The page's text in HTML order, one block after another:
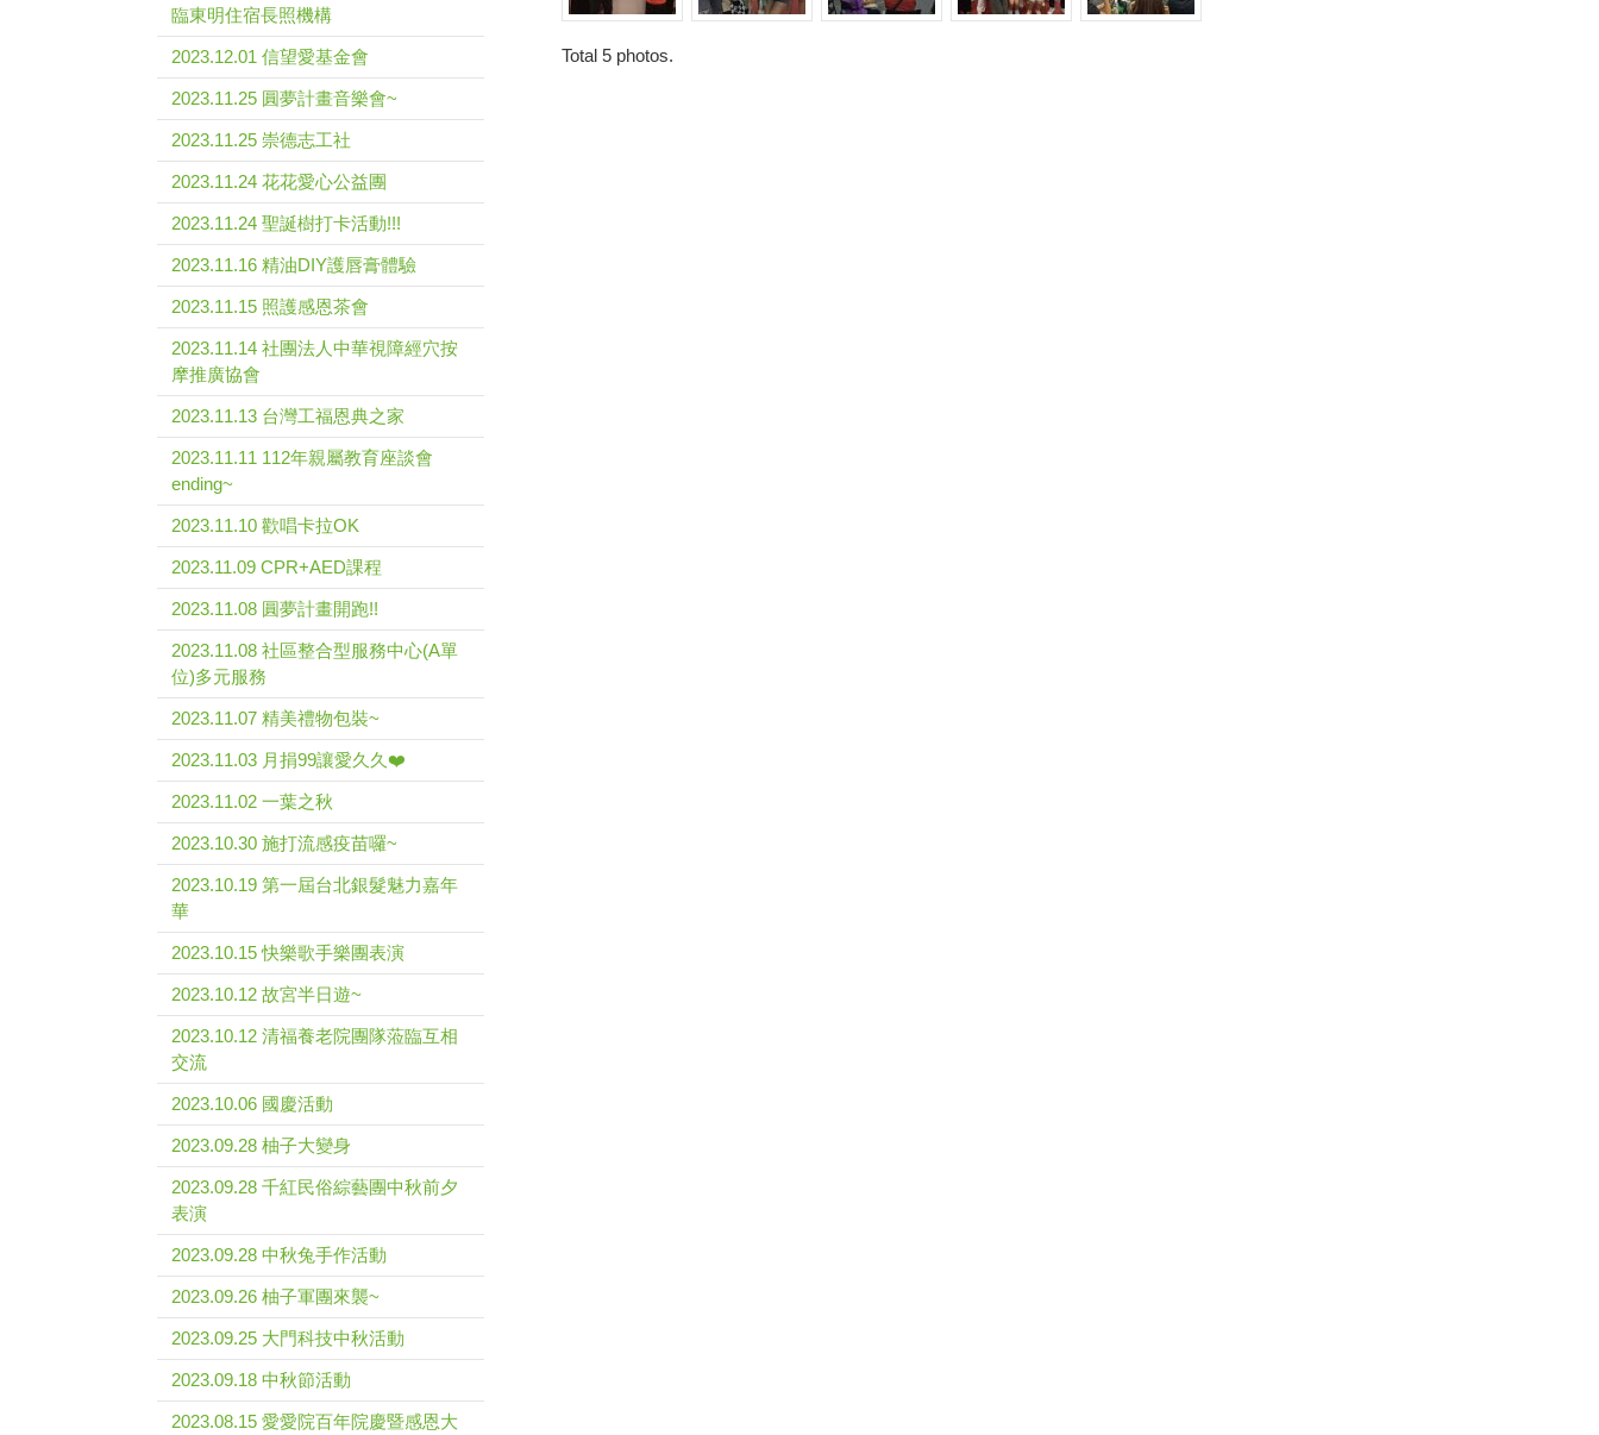
Total 5 photos.
臨東明住宿長照機構
2023.12.01 信望愛基金會
2023.11.25 圓夢計畫音樂會~
2023.11.25 崇德志工社
2023.11.24 花花愛心公益團
2023.11.24 聖誕樹打卡活動!!!
2023.11.16 精油DIY護唇膏體驗
2023.11.15 照護感恩茶會
2023.11.14 社團法人中華視障經穴按
摩推廣協會
2023.11.13 台灣工福恩典之家
2023.11.11 112年親屬教育座談會
ending~
2023.11.10 歡唱卡拉OK
2023.11.09 CPR+AED課程
2023.11.08 圓夢計畫開跑!!
2023.11.08 社區整合型服務中心(A單
位)多元服務
2023.11.07 精美禮物包裝~
2023.11.03 月捐99讓愛久久❤️
2023.11.02 一葉之秋
2023.10.30 施打流感疫苗囉~
2023.10.19 第一屆台北銀髮魅力嘉年
華
2023.10.15 快樂歌手樂團表演
2023.10.12 故宮半日遊~
2023.10.12 清福養老院團隊蒞臨互相
交流
2023.10.06 國慶活動
2023.09.28 柚子大變身
2023.09.28 千紅民俗綜藝團中秋前夕
表演
2023.09.28 中秋兔手作活動
2023.09.26 柚子軍團來襲~
2023.09.25 大門科技中秋活動
2023.09.18 中秋節活動
2023.08.15 愛愛院百年院慶暨感恩大